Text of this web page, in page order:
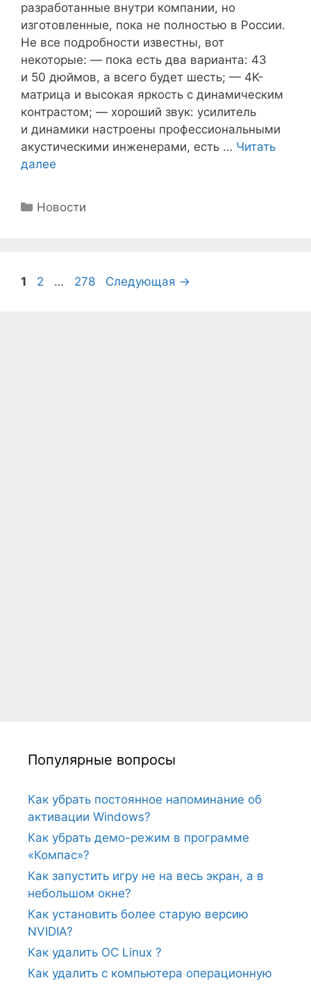
разработанные внутри компании, но
изготовленные, пока не полностью в России.
Не все подробности известны, вот
некоторые: — пока есть два варианта: 43
и 50 дюймов, а всего будет шесть; — 4K-
матрица и высокая яркость с динамическим
контрастом; — хороший звук: усилитель
и динамики настроены профессиональными
акустическими инженерами, есть … Читать
далее
Рубрики
Новости
Страница
1 Страница
2 … Страница
278 Следующая →
Популярные вопросы
Как убрать постоянное напоминание об
активации Windows?
Как убрать демо-режим в программе
«Компас»?
Как запустить игру не на весь экран, а в
небольшом окне?
Как установить более старую версию
NVIDIA?
Как удалить ОС Linux ?
Как удалить с компьютера операционную